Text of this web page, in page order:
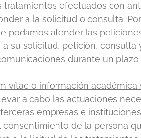
efectuados con
a la solicitud o consulta.
podamos atender las
su solicitud, petición, consulta
durante un
o información académica
a cabo las actuaciones
empresas e
de la persona